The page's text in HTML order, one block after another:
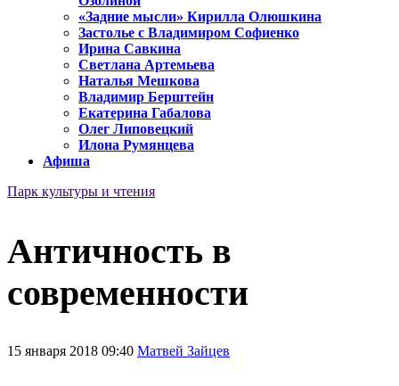
«Задние мысли» Кирилла Олюшкина
Застолье с Владимиром Софиенко
Ирина Савкина
Светлана Артемьева
Наталья Мешкова
Владимир Берштейн
Екатерина Габалова
Олег Липовецкий
Илона Румянцева
Афиша
Парк культуры и чтения
Античность в
современности
15 января 2018 09:40 Матвей Зайцев